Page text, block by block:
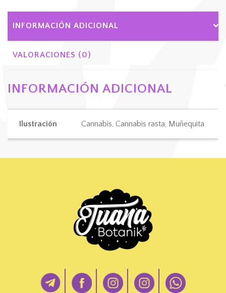
INFORMACIÓN ADICIONAL
VALORACIONES (0)
INFORMACIÓN ADICIONAL
Ilustración Cannabis, Cannabis rasta, Muñequita